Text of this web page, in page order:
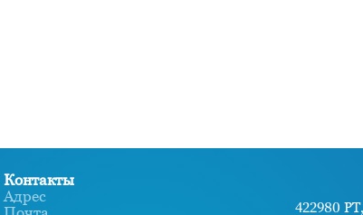
Контакты
Адрес
422980